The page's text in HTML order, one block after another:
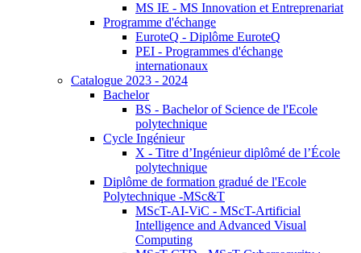
MS IE - MS Innovation et Entreprenariat
Programme d'échange
EuroteQ - Diplôme EuroteQ
PEI - Programmes d'échange
internationaux
Catalogue 2023 - 2024
Bachelor
BS - Bachelor of Science de l'Ecole
polytechnique
Cycle Ingénieur
X - Titre d’Ingénieur diplômé de l’École
polytechnique
Diplôme de formation gradué de l'Ecole
Polytechnique -MSc&T
MScT-AI-ViC - MScT-Artificial
Intelligence and Advanced Visual
Computing